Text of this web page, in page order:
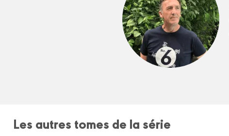
Les autres tomes de la série